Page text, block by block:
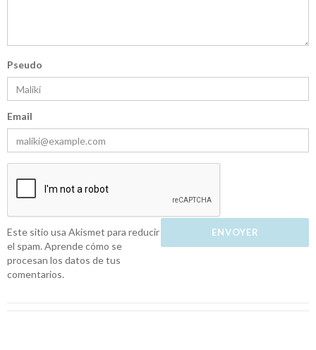
Pseudo
Email
Este sitio usa Akismet para reducir
el spam.Aprende cómo se
procesan los datos de tus
comentarios.